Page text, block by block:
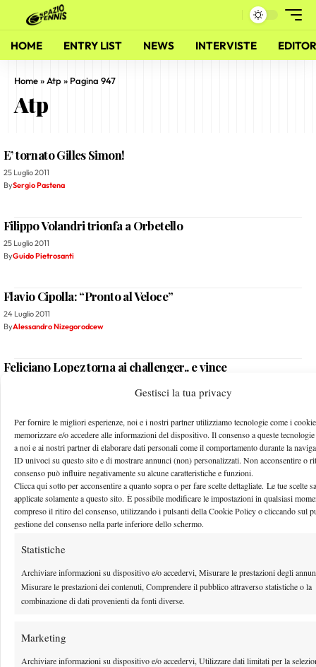
Gestisci la tua privacy
Per fornire le migliori esperienze, noi e i nostri partner utilizziamo tecnologie come i
memorizzare e/o accedere alle informazioni del dispositivo. Il consenso a queste tecnologie
a noi e ai nostri partner di elaborare dati personali come il comportamento durante la
ID univoci su questo sito e di mostrare annunci (non) personalizzati. Non acconsentire o
consenso può influire negativamente su alcune caratteristiche e funzioni.
Clicca qui sotto per acconsentire a quanto sopra o per fare scelte dettagliate. Le tue scelte
applicate solamente a questo sito. È possibile modificare le impostazioni in qualsiasi
compreso il ritiro del consenso, utilizzando i pulsanti della Cookie Policy o cliccando sul
gestione del consenso nella parte inferiore dello schermo.
Statistiche
Archiviare informazioni su dispositivo e/o accedervi, Misurare le prestazioni degli
Misurare le prestazioni dei contenuti, Comprendere il pubblico attraverso statistiche o la
combinazione di dati provenienti da fonti diverse.
Marketing
Archiviare informazioni su dispositivo e/o accedervi, Utilizzare dati limitati per la
HOME ENTRY LIST NEWS INTERVISTE
Home» Atp » Pagina 947
Atp
E’ tornato Gilles Simon!
25 Luglio 2011
BySergio Pastena
Filippo Volandri trionfa a Orbetello
25 Luglio 2011
ByGuido Pietrosanti
Flavio Cipolla: “Pronto al Veloce”
24 Luglio 2011
ByAlessandro Nizegorodcew
Feliciano Lopez torna ai challenger.. e vince
2 … 945 946 947 948 949 … 996
Facebook
Instagram
Youtube